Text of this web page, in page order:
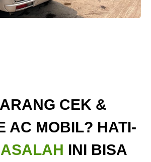
CEK &
AC MOBIL? HATI-
INI BISA